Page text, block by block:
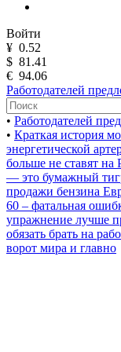
Войти
¥ 0.52
$ 81.41
€ 94.06
Работодателей
• Работодателей
• Краткая история
энергетической
больше не ставят на
— это бумажный
продажи бензина
60 – фатальная
упражнение лучше
обязать брать на
ворот мира и главно